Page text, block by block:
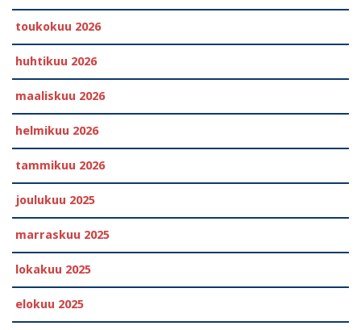
toukokuu 2026
huhtikuu 2026
maaliskuu 2026
helmikuu 2026
tammikuu 2026
joulukuu 2025
marraskuu 2025
lokakuu 2025
elokuu 2025